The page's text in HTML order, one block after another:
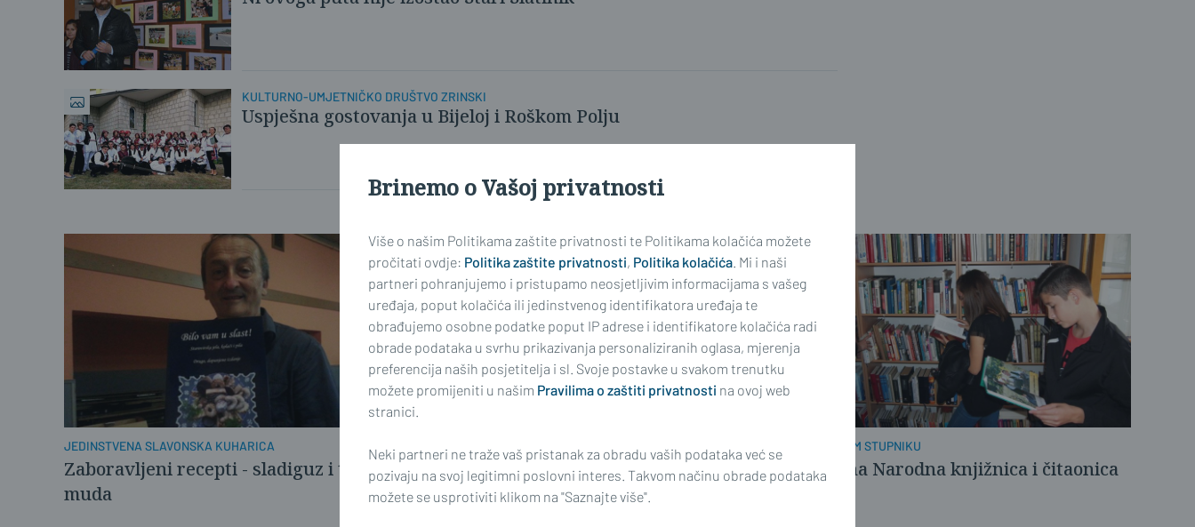
KULTURNO-UMJETNIČKO DRUŠTVO ZRINSKI
Uspješna gostovanja u Bijeloj i Roškom Polju
JEDINSTVENA SLAVONSKA KUHARICA
Zaboravljeni recepti - sladiguz i turska
muda
Još jedna potvrda vrijednosti ove
manifestacije
U BRODSKOM STUPNIKU
Otvorena Narodna knjižnica i čitaonica
Brinemo o Vašoj privatnosti
Više o našim Politikama zaštite privatnosti te Politikama kolačića možete
pročitati ovdje: Politika zaštite privatnosti, Politika kolačića . Mi i naši
partneri pohranjujemo i pristupamo neosjetljivim informacijama s vašeg
uređaja, poput kolačića ili jedinstvenog identifikatora uređaja te
obrađujemo osobne podatke poput IP adrese i identifikatore kolačića radi
obrade podataka u svrhu prikazivanja personaliziranih oglasa, mjerenja
preferencija naših posjetitelja i sl. Svoje postavke u svakom trenutku
možete promijeniti u našim Pravilima o zaštiti privatnosti na ovoj web
stranici.
Neki partneri ne traže vaš pristanak za obradu vaših podataka već se
pozivaju na svoj legitimni poslovni interes. Takvom načinu obrade podataka
možete se usprotiviti klikom na "Saznajte više".